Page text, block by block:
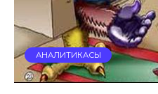
АНАЛИТИКАСЫ